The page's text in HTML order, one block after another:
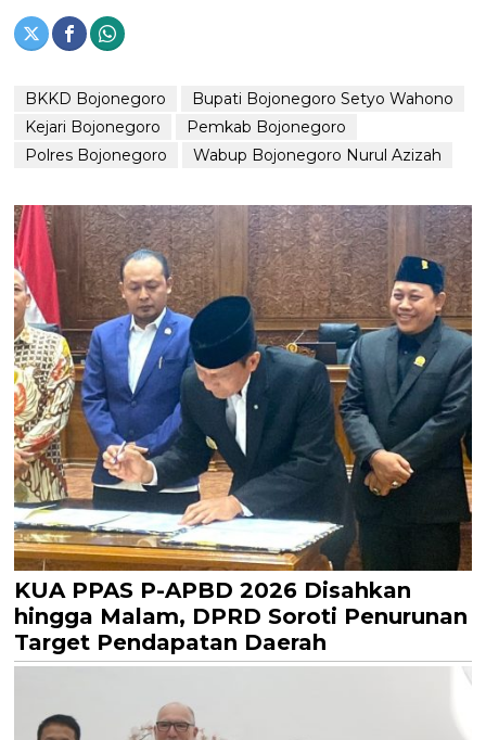
BKKD Bojonegoro
Bupati Bojonegoro Setyo Wahono
Kejari Bojonegoro
Pemkab Bojonegoro
Polres Bojonegoro
Wabup Bojonegoro Nurul Azizah
KUA PPAS P-APBD 2026 Disahkan
hingga Malam, DPRD Soroti Penurunan
Target Pendapatan Daerah